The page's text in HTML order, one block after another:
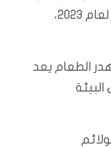
الدول التي تهدر أكبر قدر من الغذاء لعام 2023،
الطعام يعد